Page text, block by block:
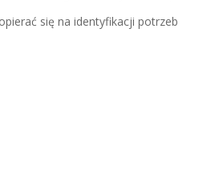
się na identyfikacji potrzeb